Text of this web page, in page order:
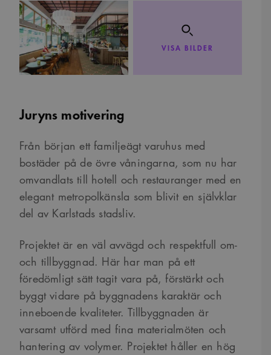
VISA BILDER
Juryns motivering
Från början ett familjeägt varuhus med
bostäder på de övre våningarna, som nu har
omvandlats till hotell och restauranger med en
elegant metropolkänsla som blivit en självklar
del av Karlstads stadsliv.
Projektet är en väl avvägd och respektfull om-
och tillbyggnad. Här har man på ett
föredömligt sätt tagit vara på, förstärkt och
byggt vidare på byggnadens karaktär och
inneboende kvaliteter. Tillbyggnaden är
varsamt utförd med fina materialmöten och
hantering av volymer. Projektet håller en hög